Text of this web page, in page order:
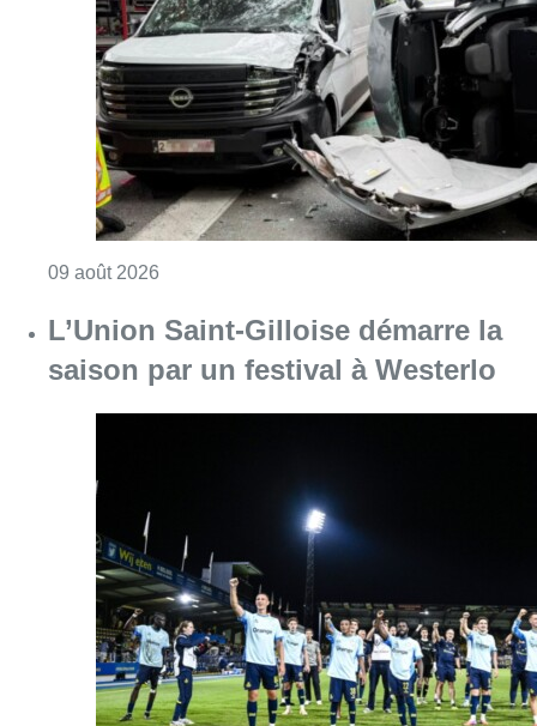
09 août 2026
L’Union Saint-Gilloise démarre la
saison par un festival à Westerlo